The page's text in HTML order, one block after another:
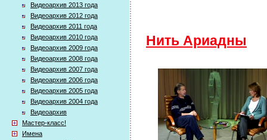
Видеоархив 2013 года
Видеоархив 2012 года
Видеоархив 2011 года
Видеоархив 2010 года
Видеоархив 2009 года
Видеоархив 2008 года
Видеоархив 2007 года
Видеоархив 2006 года
Видеоархив 2005 года
Видеоархив 2004 года
Видеоархив
Мастер-класс!
Имена
Нить Ариадны